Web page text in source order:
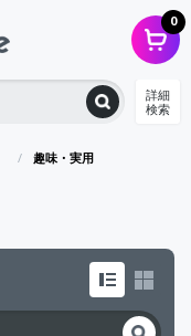
0
詳細
検索
趣味・実用